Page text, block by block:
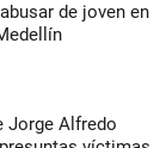
de joven en
Jorge Alfredo